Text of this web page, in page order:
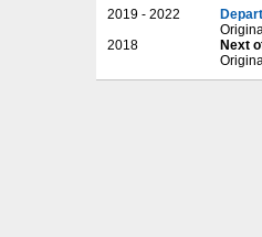
2019 - 2022
2018
Next